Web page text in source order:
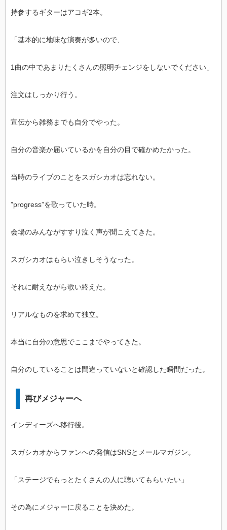
持参するギターはアコギ2本。
「基本的に地味な演奏が多いので、
1曲の中であまりたくさんの照明チェンジをしないでください」
注文はしっかり行う。
宣伝から雑務までも自分でやった。
自分の音楽か届いているかを自分の目で確かめたかった。
当時のライブのことをスガシカオは忘れない。
”progress”を歌っていた時。
会場のみんながすすり泣く声が聞こえてきた。
スガシカオはもらい泣きしそうなった。
それに耐えながら歌い終えた。
リアルなものを求めて独立。
本当に自分の意思でここまでやってきた。
自分のしていることは間違っていないと確認した瞬間だった。
再びメジャーへ
インディーズへ移行後。
スガシカオからファンへの発信はSNSとメールマガジン。
「ステージでもっとたくさんの人に聴いてもらいたい」
その為にメジャーに戻ることを決めた。